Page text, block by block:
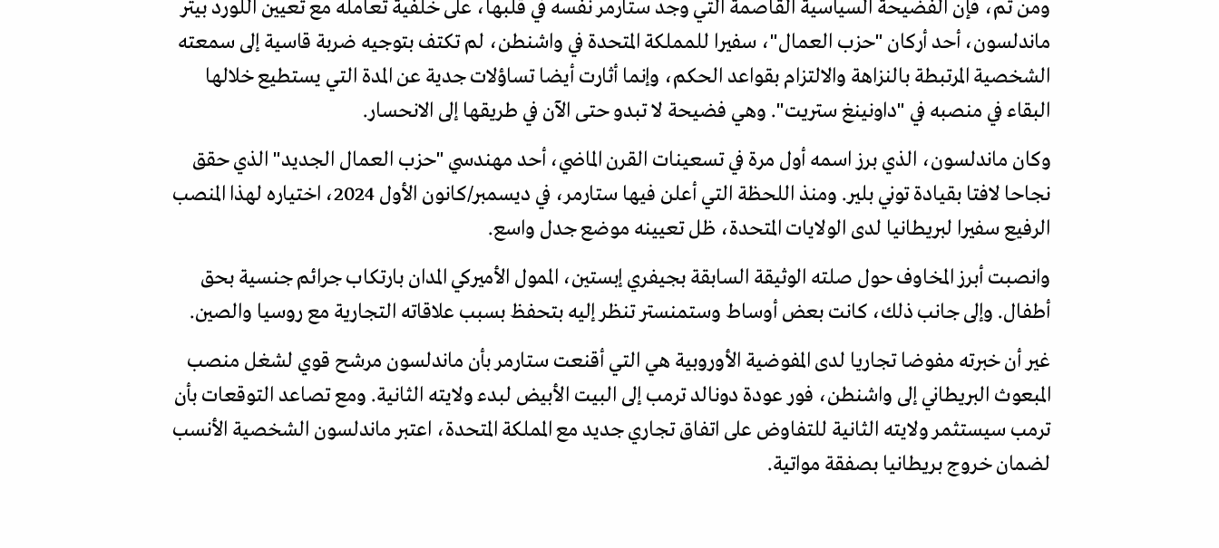
ومن ثم، فإن الفضيحة السياسية القاصمة التي وجد ستارمر نفسه في قلبها، على خلفية تعامله مع تعيين اللورد بيتر
ماندلسون، أحد أركان "حزب العمال"، سفيرا للمملكة المتحدة في واشنطن، لم تكتف بتوجيه ضربة قاسية إلى سمعته
الشخصية المرتبطة بالنزاهة والالتزام بقواعد الحكم، وإنما أثارت أيضا تساؤلات جدية عن المدة التي يستطيع خلالها
البقاء في منصبه في "داونينغ ستريت". وهي فضيحة لا تبدو حتى الآن في طريقها إلى الانحسار.
وكان ماندلسون، الذي برز اسمه أول مرة في تسعينات القرن الماضي، أحد مهندسي "حزب العمال الجديد" الذي حقق
نجاحا لافتا بقيادة توني بلير. ومنذ اللحظة التي أعلن فيها ستارمر، في ديسمبر/كانون الأول 2024، اختياره لهذا المنصب
الرفيع سفيرا لبريطانيا لدى الولايات المتحدة، ظل تعيينه موضع جدل واسع.
وانصبت أبرز المخاوف حول صلته الوثيقة السابقة بجيفري إبستين، الممول الأميركي المدان بارتكاب جرائم جنسية بحق
أطفال. وإلى جانب ذلك، كانت بعض أوساط وستمنستر تنظر إليه بتحفظ بسبب علاقاته التجارية مع روسيا والصين.
غير أن خبرته مفوضا تجاريا لدى المفوضية الأوروبية هي التي أقنعت ستارمر بأن ماندلسون مرشح قوي لشغل منصب
المبعوث البريطاني إلى واشنطن، فور عودة دونالد ترمب إلى البيت الأبيض لبدء ولايته الثانية. ومع تصاعد التوقعات بأن
ترمب سيستثمر ولايته الثانية للتفاوض على اتفاق تجاري جديد مع المملكة المتحدة، اعتبر ماندلسون الشخصية الأنسب
لضمان خروج بريطانيا بصفقة مواتية.